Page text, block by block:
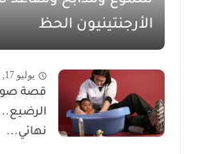
الأرجنتينيون الحظ
يوليو 17, 2026
قصة
نهائي...